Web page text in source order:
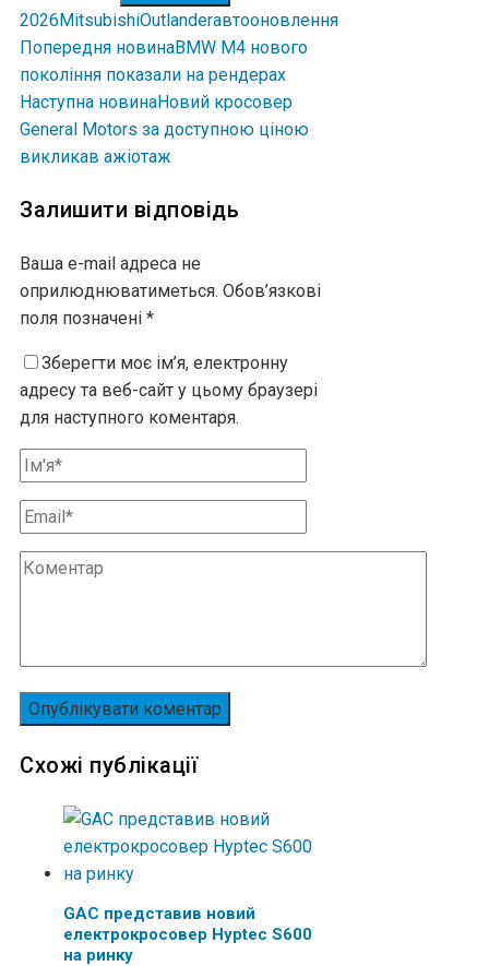
2026MitsubishiOutlanderавтооновлення
Попередня новинаBMW M4 нового
покоління показали на рендерах
Наступна новинаНовий кросовер
General Motors за доступною ціною
викликав ажіотаж
Залишити відповідь
Ваша e-mail адреса не
оприлюднюватиметься. Обов’язкові
поля позначені *
Зберегти моє ім’я, електронну
адресу та веб-сайт у цьому браузері
для наступного коментаря.
Схожі публікації
GAC представив новий
електрокросовер Hyptec S600
на ринку